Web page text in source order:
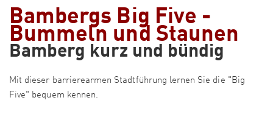
Bambergs Big Five -
Bummeln und Staunen
Bamberg kurz und bündig
Mit dieser barrierearmen Stadtführung lernen Sie die "Big
Five" bequem kennen.